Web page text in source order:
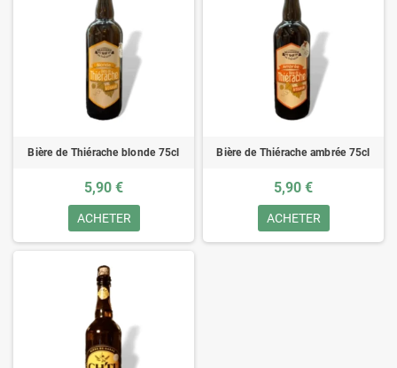
Bière de Thiérache blonde 75cl
5,90 €
ACHETER
Bière de Thiérache ambrée 75cl
5,90 €
ACHETER